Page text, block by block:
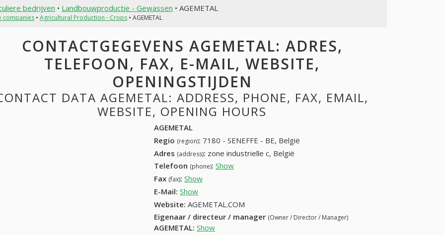
bedrijven • Landbouwproductie - Gewassen • AGEMETAL
companies• Agricultural Production - Crops• AGEMETAL
CONTACTGEGEVENS AGEMETAL: ADRES,
TELEFOON, FAX, E-MAIL, WEBSITE,
OPENINGSTIJDEN
DATA AGEMETAL: ADDRESS, PHONE, FAX, EMAIL,
WEBSITE, OPENING HOURS
AGEMETAL
Regio (region): 7180 - SENEFFE - BE, België
Adres (address): zone industrielle c, België
Telefoon (phone): Show
Fax (fax): Show
E-Mail: Show
Website: AGEMETAL.COM
Eigenaar / directeur / manager (Owner / Director / Manager)
AGEMETAL: Show